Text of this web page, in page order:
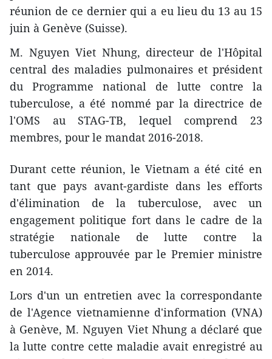
réunion de ce dernier qui a eu lieu du 13 au 15
juin à Genève (Suisse).
M. Nguyen Viet Nhung, directeur de l'Hôpital
central des maladies pulmonaires et président
du Programme national de lutte contre la
tuberculose, a été nommé par la directrice de
l'OMS au STAG-TB, lequel comprend 23
membres, pour le mandat 2016-2018.
Durant cette réunion, l​e Vietnam a été cité en
tant que pays avant-gardiste dans les efforts
d'élimin​ation de la tuberculose, avec un
engagement politique fort ​dans le cadre de la
stratégie nationale de lutte contre la
tuberculose approuvée par le Premier ministre
en 2014.
Lors d'un un entretien avec la correspondante
de l'Agence vietnamienne d'information (VNA)
à Genève, M. Nguyen Viet Nhung a déclaré que
la lutte contre cette maladie avait enregistré au